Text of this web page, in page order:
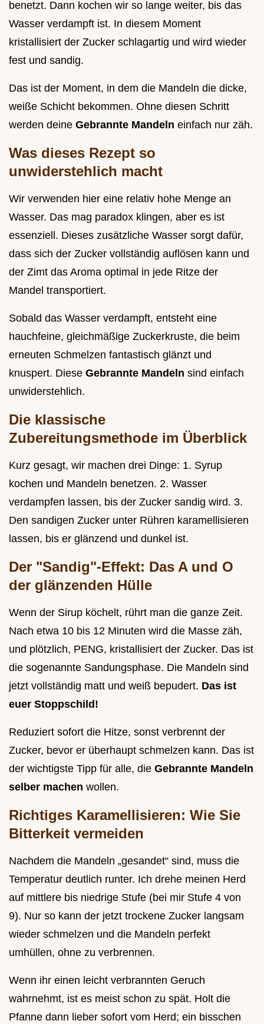
benetzt. Dann kochen wir so lange weiter, bis das
Wasser verdampft ist. In diesem Moment
kristallisiert der Zucker schlagartig und wird wieder
fest und sandig.
Das ist der Moment, in dem die Mandeln die dicke,
weiße Schicht bekommen. Ohne diesen Schritt
werden deine Gebrannte Mandeln einfach nur zäh.
Was dieses Rezept so
unwiderstehlich macht
Wir verwenden hier eine relativ hohe Menge an
Wasser. Das mag paradox klingen, aber es ist
essenziell. Dieses zusätzliche Wasser sorgt dafür,
dass sich der Zucker vollständig auflösen kann und
der Zimt das Aroma optimal in jede Ritze der
Mandel transportiert.
Sobald das Wasser verdampft, entsteht eine
hauchfeine, gleichmäßige Zuckerkruste, die beim
erneuten Schmelzen fantastisch glänzt und
knuspert. Diese Gebrannte Mandeln sind einfach
unwiderstehlich.
Die klassische
Zubereitungsmethode im Überblick
Kurz gesagt, wir machen drei Dinge: 1. Syrup
kochen und Mandeln benetzen. 2. Wasser
verdampfen lassen, bis der Zucker sandig wird. 3.
Den sandigen Zucker unter Rühren karamellisieren
lassen, bis er glänzend und dunkel ist.
Der "Sandig"-Effekt: Das A und O
der glänzenden Hülle
Wenn der Sirup köchelt, rührt man die ganze Zeit.
Nach etwa 10 bis 12 Minuten wird die Masse zäh,
und plötzlich, PENG, kristallisiert der Zucker. Das ist
die sogenannte Sandungsphase. Die Mandeln sind
jetzt vollständig matt und weiß bepudert. Das ist
euer Stoppschild!
Reduziert sofort die Hitze, sonst verbrennt der
Zucker, bevor er überhaupt schmelzen kann. Das ist
der wichtigste Tipp für alle, die Gebrannte Mandeln
selber machen wollen.
Richtiges Karamellisieren: Wie Sie
Bitterkeit vermeiden
Nachdem die Mandeln „gesandet“ sind, muss die
Temperatur deutlich runter. Ich drehe meinen Herd
auf mittlere bis niedrige Stufe (bei mir Stufe 4 von
9). Nur so kann der jetzt trockene Zucker langsam
wieder schmelzen und die Mandeln perfekt
umhüllen, ohne zu verbrennen.
Wenn ihr einen leicht verbrannten Geruch
wahrnehmt, ist es meist schon zu spät. Holt die
Pfanne dann lieber sofort vom Herd; ein bisschen